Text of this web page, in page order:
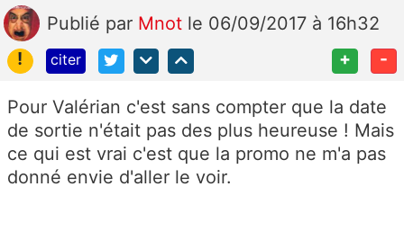
Publié par Mnot le 06/09/2017 à 16h32
!
citer + -
Pour Valérian c'est sans compter que la date
de sortie n'était pas des plus heureuse ! Mais
ce qui est vrai c'est que la promo ne m'a pas
donné envie d'aller le voir.